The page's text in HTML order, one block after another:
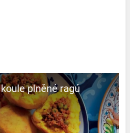
plněné ragú